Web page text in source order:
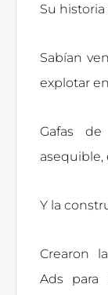
Su historia
Sabían
explotar
Gafas
asequible,
Y la
Crearon
Ads para